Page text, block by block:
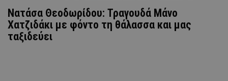
Νατάσα Θεοδωρίδου: Τραγουδά Μάνο
Χατζιδάκι με φόντο τη θάλασσα και μας
ταξιδεύει